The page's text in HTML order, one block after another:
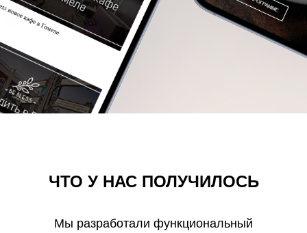
Мы разработали функциональный
ЧТО У НАС ПОЛУЧИЛОСЬ